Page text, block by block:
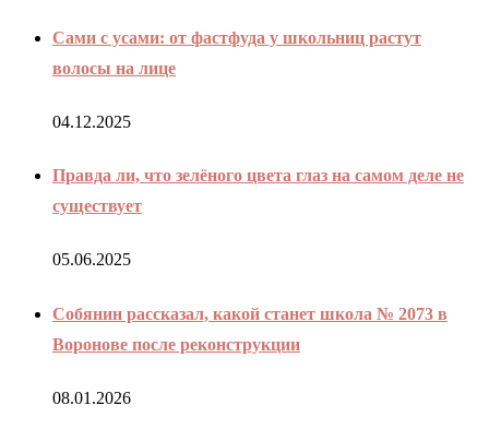
Сами с усами: от фастфуда у школьниц растут
волосы на лице
04.12.2025
Правда ли, что зелёного цвета глаз на самом деле не
существует
05.06.2025
Собянин рассказал, какой станет школа № 2073 в
Воронове после реконструкции
08.01.2026